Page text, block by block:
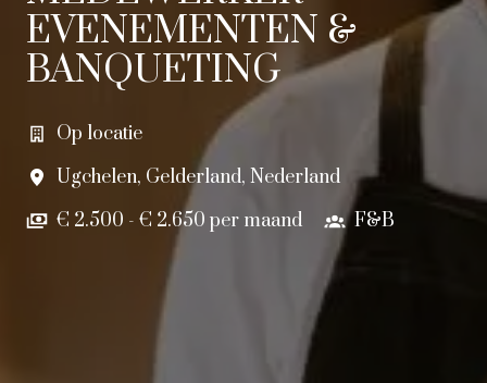
EVENEMENTEN &
BANQUETING
Op locatie
Ugchelen, Gelderland, Nederland
€ 2.500 - € 2.650 per maand
F&B